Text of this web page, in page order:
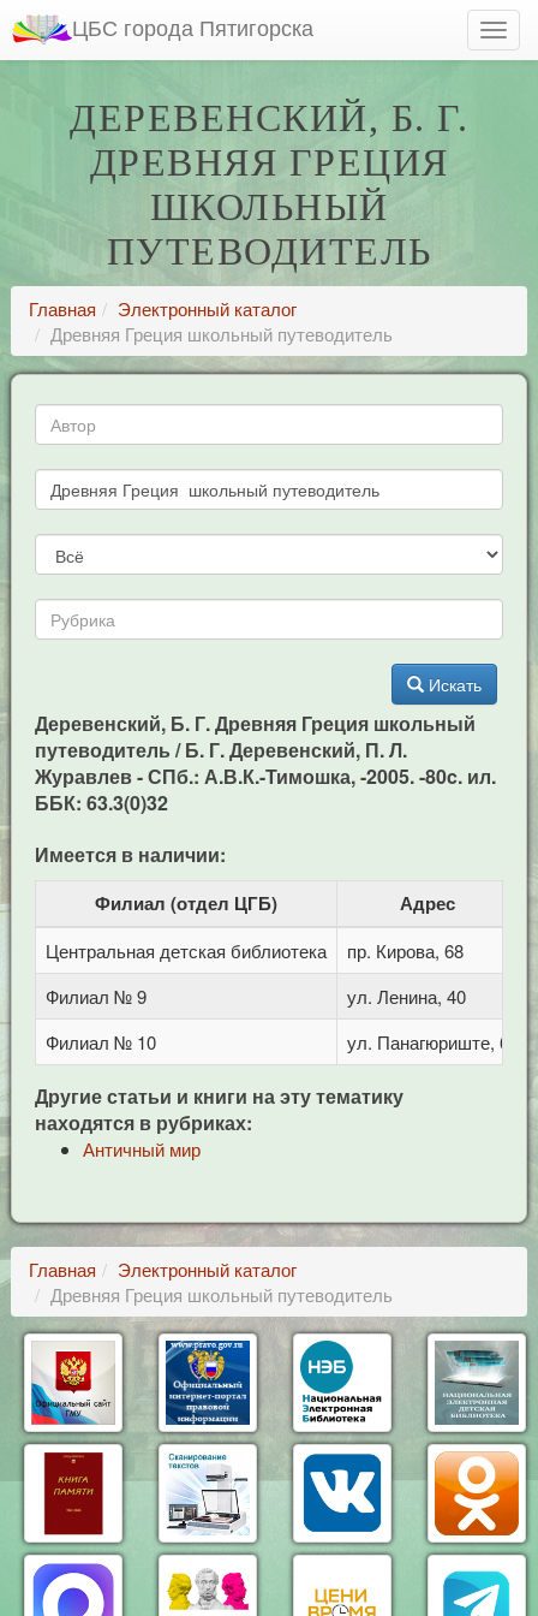
ЦБС города Пятигорска
ДЕРЕВЕНСКИЙ, Б. Г.
ДРЕВНЯЯ ГРЕЦИЯ
ШКОЛЬНЫЙ
ПУТЕВОДИТЕЛЬ
Главная
Электронный каталог
Древняя Греция школьный путеводитель
Искать
Деревенский, Б. Г. Древняя Греция школьный
путеводитель / Б. Г. Деревенский, П. Л.
Журавлев - СПб.: А.В.К.-Тимошка, -2005. -80c. ил.
ББК: 63.3(0)32
Имеется в наличии:
Филиал (отдел ЦГБ) Адрес
Центральная детская библиотека
пр. Кирова, 68
Филиал № 9
ул. Ленина, 40
Филиал № 10
ул. Панагюриште, 6
Другие статьи и книги на эту тематику
находятся в рубриках:
Античный мир
Главная
Электронный каталог
Древняя Греция школьный путеводитель